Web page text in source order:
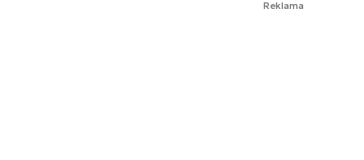
Reklama